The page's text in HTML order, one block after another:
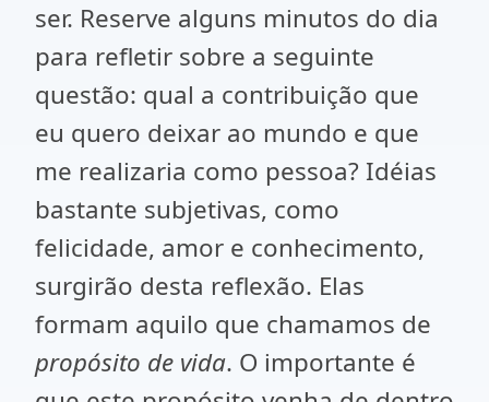
ser. Reserve alguns minutos do dia
para refletir sobre a seguinte
questão: qual a contribuição que
eu quero deixar ao mundo e que
me realizaria como pessoa? Idéias
bastante subjetivas, como
felicidade, amor e conhecimento,
surgirão desta reflexão. Elas
formam aquilo que chamamos de
propósito de vida. O importante é